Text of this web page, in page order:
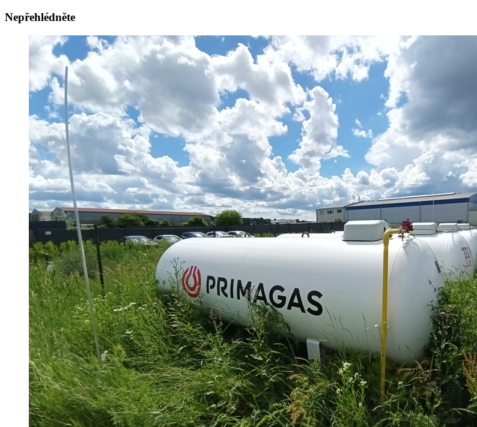
Nepřehlédněte